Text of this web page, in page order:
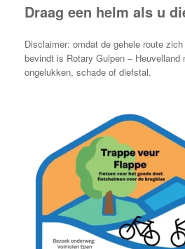
Draag een helm als u
Disclaimer: omdat de gehele route
bevindt is Rotary Gulpen – Heuvelland
ongelukken, schade of diefstal.